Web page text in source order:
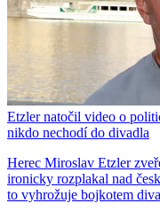
Etzler natočil video o
nikdo nechodí do divadla
Herec Miroslav Etzler
ironicky rozplakal nad
to vyhrožuje bojkotem